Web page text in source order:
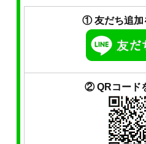
① 友だち追加
② QRコード